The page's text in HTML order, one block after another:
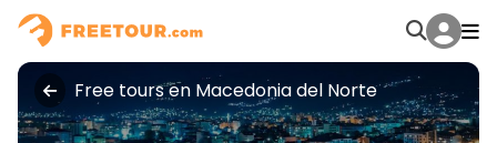
Free tours en Macedonia del Norte